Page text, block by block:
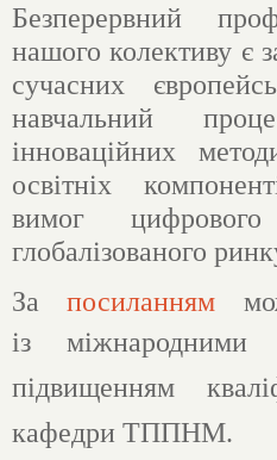
Безперервний
нашого колективу є
сучасних
навчальний
інноваційних
освітніх
вимог
глобалізованого
Запосиланням
із
підвищенням
кафедри ТППНМ.